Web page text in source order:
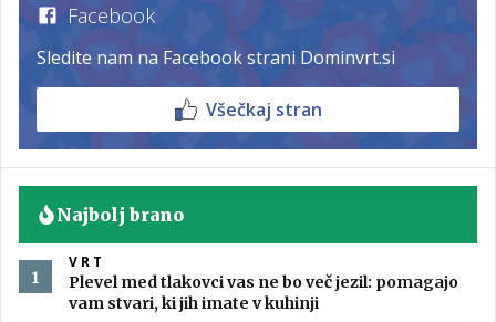
Facebook
Sledite nam na Facebook strani Dominvrt.si
Všečkaj stran
Najbolj brano
VRT
Plevel med tlakovci vas ne bo več jezil: pomagajo
vam stvari, ki jih imate v kuhinji